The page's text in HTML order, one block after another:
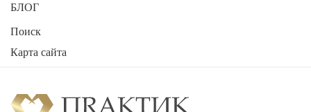
БЛОГ
Поиск
Карта сайта